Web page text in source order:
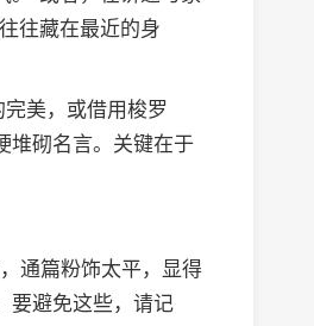
往藏在最近的身
美，或借用梭罗
堆砌名言。关键在于
通篇粉饰太平，显得
要避免这些，请记